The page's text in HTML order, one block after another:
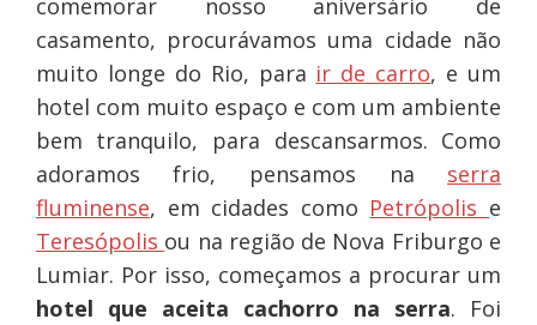
comemorar nosso aniversário de
casamento, procurávamos uma cidade não
muito longe do Rio, para ir de carro, e um
hotel com muito espaço e com um ambiente
bem tranquilo, para descansarmos. Como
adoramos frio, pensamos na serra
fluminense, em cidades como Petrópolis e
Teresópolis ou na região de Nova Friburgo e
Lumiar. Por isso, começamos a procurar um
hotel que aceita cachorro na serra. Foi